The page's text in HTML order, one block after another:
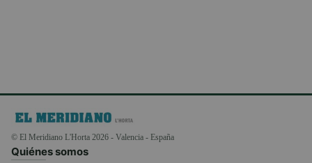
© El Meridiano L'Horta 2026 - Valencia - España
Quiénes somos